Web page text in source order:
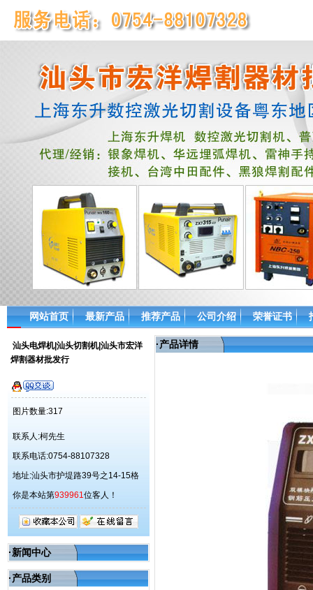
网站首页 最新产品 推荐产品 公司介绍 荣誉证书
汕头电焊机|汕头切割机|汕头市宏洋
焊割器材批发行
图片数量:317
联系人:柯先生
联系电话:0754-88107328
地址:汕头市护堤路39号之14-15格
你是本站第939961位客人！
·新闻中心
·产品类别
·产品详情